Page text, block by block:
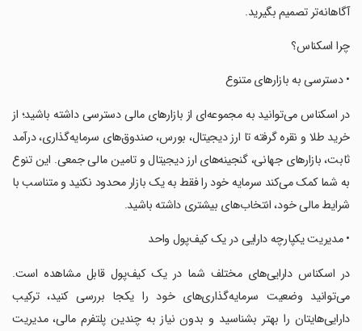
آگاهانه‌تر تصمیم بگیرید.
‏چرا اسکناس؟
‏• دسترسی به بازارهای متنوع
‏در اسکناس می‌توانید به مجموعه‌ای از بازارهای مالی دسترسی داشته باشید؛ از
خرید طلا و نقره گرفته تا ارز دیجیتال، بورس، صندوق‌های سرمایه‌گذاری، درآمد
ثابت، بازارهای جهانی، گنجینه‌های ارز دیجیتال و تامین مالی جمعی. این تنوع
به شما کمک می‌کند سرمایه خود را فقط به یک بازار محدود نکنید و متناسب با
شرایط مالی خود، انتخاب‌های بیشتری داشته باشید.
‏• مدیریت یکپارچه دارایی در یک کیف‌پول واحد
‏در اسکناس دارایی‌های مختلف شما در یک کیف‌پول قابل مشاهده است.
می‌توانید وضعیت سرمایه‌گذاری‌های خود را یکجا بررسی کنید، ترکیب
دارایی‌هایتان را بهتر بشناسید و بدون نیاز به چندین پلتفرم مالی، مدیریت